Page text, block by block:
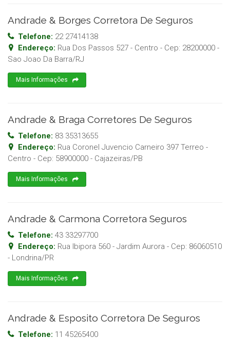
Andrade & Borges Corretora De Seguros
Telefone: 22 27414138
Endereço: Rua Dos Passos 527 - Centro - Cep: 28200000 -
Sao Joao Da Barra/RJ
Mais Informações
Andrade & Braga Corretores De Seguros
Telefone: 83 35313655
Endereço: Rua Coronel Juvencio Carneiro 397 Terreo -
Centro - Cep: 58900000 - Cajazeiras/PB
Mais Informações
Andrade & Carmona Corretora Seguros
Telefone: 43 33297700
Endereço: Rua Ibipora 560 - Jardim Aurora - Cep: 86060510
- Londrina/PR
Mais Informações
Andrade & Esposito Corretora De Seguros
Telefone: 11 45265400